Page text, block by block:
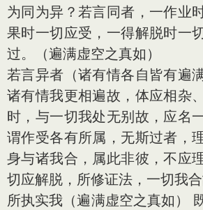
为同为异？若言同者，一作业
果时一切应受，一得解脱时一
过。（遍满虚空之真如）
若言异者（诸有情各自皆有遍
诸有情我更相遍故，体应相杂
时，与一切我处无别故，应名
谓作受各有所属，无斯过者，
身与诸我合，属此非彼，不应
切应解脱，所修证法，一切我合
所执实我（遍满虚空之真如）